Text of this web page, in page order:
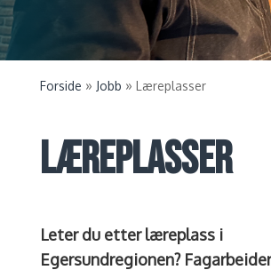
Forside » Jobb » Læreplasser
LÆREPLASSER
Leter du etter læreplass i
Egersundregionen?